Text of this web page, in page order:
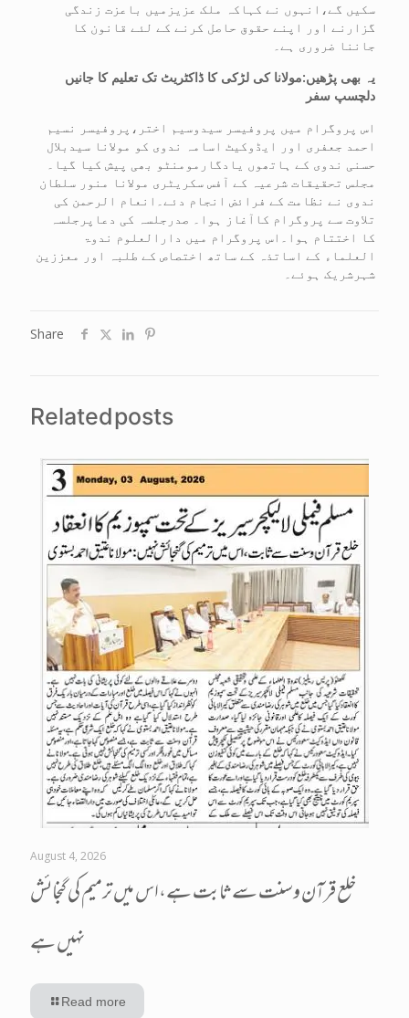
سکیں گے،انہوں نے کہاکہ ملک عزیزمیں باعزت زندگی
گزارنے اور اپنے حقوق حاصل کرنے کے لئے قانون کا
جاننا ضروری ہے۔
یہ بھی پڑھیں:مولانا کی لڑکی کا ڈاکٹریٹ تک تعلیم کا جانیں
دلچسپ سفر
اس پروگرام میں پروفیسر سیدوسیم اختر،پروفیسر نسیم
احمد جعفری اور ایڈوکیٹ اسامہ ندوی کو مولانا سیدبلال
حسنی ندوی کے ہاتھوں یادگارمومنٹو بھی پیش کیا گیا۔
مجلس تحقیقات شرعیہ کے آفس سکریٹری مولانا منور سلطان
ندوی نے نظامت کے فرائض انجام دئے۔انعام الرحمن کی
تلاوت سے پروگرام کاآغاز ہوا۔ صدرجلسہ کی دعاپرجلسہ
کا اختتام ہوا۔اس پروگرام میں دارالعلوم ندوۃ
العلماء کے اساتذہ کے ساتھ اختصاص کے طلبہ اور معززین
شہرشریک ہوئے۔
Share
Related posts
August 4, 2026
خلع قرآن وسنت سے ثابت ہے،اس میں ترمیم کی گنجائش
نہیں ہے
Read more